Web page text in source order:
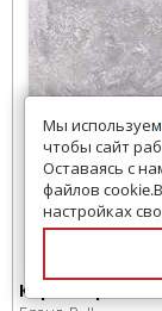
Керамогранит
Мы используем
чтобы сайт
Оставаясь с
файлов
настройках